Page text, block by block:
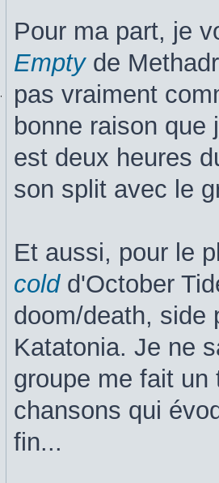
Pour ma part, je
Emptyde
pas vraiment
bonne raison que
est deux heures
son split avec le
Et aussi, pour le
coldd'October
doom/death, side
Katatonia. Je ne
groupe me fait
chansons qui
fin...